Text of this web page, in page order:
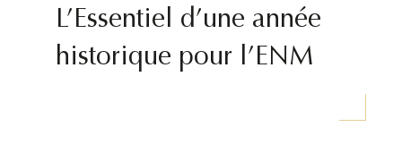
L’Essentiel d’une année
historique pour l’ENM